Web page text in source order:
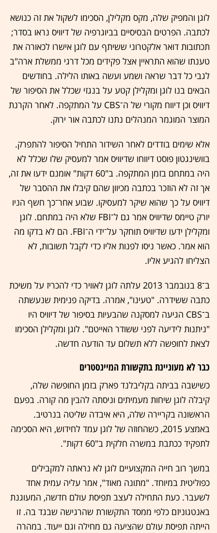
לוגן והמפיק שלה, מקס מקלילן, הסכימו לשקול את זה כנושא
לכתבה. הפרטים הבסיסיים בביוגרפיה של דיוויס נראו בסדר;
תכתובות דואר אלקטרוני ששיתף עם לוגן אישרו לכאורה את
טענתו שהוא התראיין אצל פקידים מכל דרגי ממשלת ארה"ב
לגבי כל דבר שראה ושמע ועשה באותו הלילה. בחודשים
הבאים בנו לוגן ומקלילן קטע על בנגזי שכלל את הסיפור של
דיוויס וכן דיווח מקורי של ה־CBS על המתקפה. לאחר הקרנת
המוצר המוגמר המנהלים נתנו לכתבה אור ירוק.
אלא שימים בודדים לאחר השידור התחיל הסיפור להתפרק.
בוושינגטון פוסט דיווחו שדיוויס אמר למעסיק שלו שכלל לא
היה במתחם בזמן המתקפה. ב"60 דקות" אומנם ידעו את זה,
אך זה לא הוזכר בכתבה מכיוון שהם קיבלו את ההסבר של
דיוויס על כך שהוא שיקר למעסיקו. שבוע אחר־כך חשף הניו
יורק טיימס שדיוויס אמר גם ל־FBI שלא היה במתחם. לוגן
ומקלילן ידעו שדיוויס תוחקר על־ידי ה־FBI. הם לא בדקו מה
הוא אמר. כאשר ניסו לפנות אליו כדי לקבל תשובות, לא
הצליחו להגיע אליו.
ב־8 בנובמבר 2013 עלתה לוגן לאוויר כדי להכריז על משיכת
כתבה ששידרה. "טעינו", אמרה. בדיקה פנימית שנעשתה
ב־CBS הגיעה למסקנה שהבעיות בסיפור של דיוויס היו
"ניתנות לידיעה לפני ששודר האייטם". לוגן ומקלילן הסכימו
לצאת לחופשה ללא תשלום עד הודעה חדשה.
כבר לא מעוניינת בתקשורת המיינסטרים
כשישבה בביתה בקליבלנד פארק בזמן החופשה שלה,
קיבלה לוגן שיחות מעמיתים וניסתה להבין מה קורה. בפעם
הראשונה בקריירה שלה, היא איבדה שליטה בנרטיב.
באמצע 2015, כשהחוזה של לוגן עמד לחידוש, היא הסכימה
לתפקיד ככתבת במשרה חלקית ב"60 דקות".
במשך רוב חייה המקצועיים לוגן לא נראתה למקבילים
כפוליטית במיוחד. "מתונה מאוד", אמר עליה עמית אחד
לשעבר. כעת התחילה לעצב תפיסת עולם חדשה, המעוגנת
באנטגוניזם כלפי ממסד התקשורת שהרגישה שבגד בה. זו
הייתה תפיסת עולם שהציעה גם מחילה וגם ייעוד. במהרה